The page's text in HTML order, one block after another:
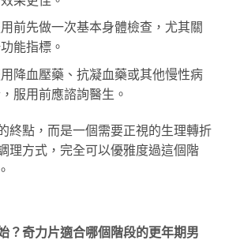
前先做一次基本身體檢查，尤其關
能指標。
用降血壓藥、抗凝血藥或其他慢性病
服用前應諮詢醫生。
終點，而是一個需要正視的生理轉折
理方式，完全可以優雅度過這個階
？奇力片適合哪個階段的更年期男